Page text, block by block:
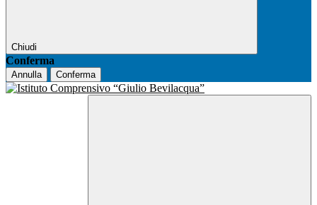
Chiudi
Conferma
Annulla Conferma